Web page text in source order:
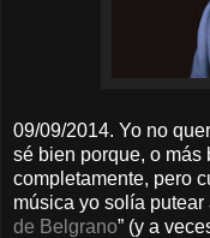
09/09/2014. Yo no
sé bien porque, o
completamente, pero
música yo solía putear
de Belgrano” (y a